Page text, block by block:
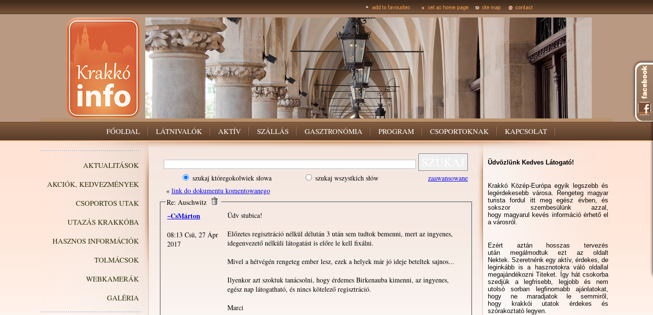
FŐOLDAL LÁTNIVALÓK AKTÍV SZÁLLÁS GASZTRONÓMIA PROGRAM CSOPORTOKNAK KAPCSOLAT
AKTUALITÁSOK
AKCIÓK, KEDVEZMÉNYEK
CSOPORTOS UTAK
UTAZÁS KRAKKÓBA
HASZNOS INFORMÁCIÓK
TOLMÁCSOK
WEBKAMERÁK
GALÉRIA
szukaj któregokolwiek słowa szukaj wszystkich słów
zaawansowane
« link do dokumentu komentowanego
Re: Auschwitz
~CsMárton
08:13 Csü, 27 Ápr
2017
Üdv stubica!
Előzetes regisztráció nélkül délután 3 után sem tudtok bemenni, mert az ingyenes,
idegenvezető nélküli látogatást is előre le kell fixálni.
Mivel a hétvégén rengeteg ember lesz, ezek a helyek már jó ideje beteltek sajnos...
Ilyenkor azt szoktuk tanácsolni, hogy érdemes Birkenauba kimenni, az ingyenes,
egész nap látogatható, és nincs kötelező regisztráció.
Marci
Üdvözlünk Kedves Látogató!
Krakkó Közép-Európa egyik legszebb és
legérdekesebb városa. Rengeteg magyar
turista fordul itt meg egész évben, és
sokszor szembesülünk azzal,
hogy magyarul kevés információ érhető el
a városról.
Ezért aztán hosszas tervezés
után megálmodtuk ezt az oldalt
Nektek. Szeretnénk egy aktív, érdekes, de
leginkább is a hasznotokra váló oldallal
megajándékozni Titeket. Így hát csokorba
szedjük a legfrisebb, legjobb és nem
utolsó sorban legfinomabb ajánlatokat,
hogy ne maradjatok le semmiről,
hogy krakkói utatok érdekes és
szórakoztató legyen.